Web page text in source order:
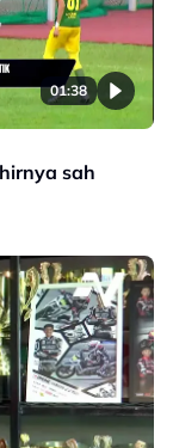
01:38
sah